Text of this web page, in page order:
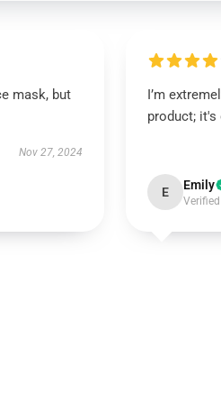
mask, but
Nov 27, 2024
I’m
product;
E Emily